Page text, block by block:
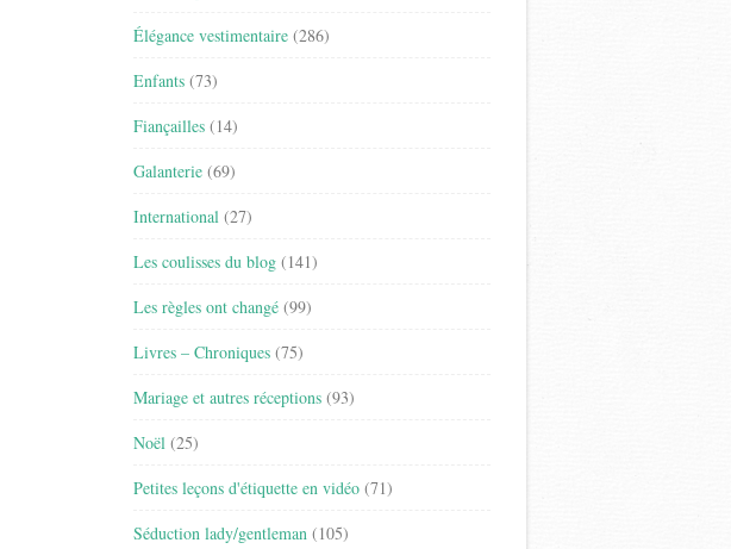
Élégance vestimentaire (286)
Enfants (73)
Fiançailles (14)
Galanterie (69)
International (27)
Les coulisses du blog (141)
Les règles ont changé (99)
Livres – Chroniques (75)
Mariage et autres réceptions (93)
Noël (25)
Petites leçons d'étiquette en vidéo (71)
Séduction lady/gentleman (105)